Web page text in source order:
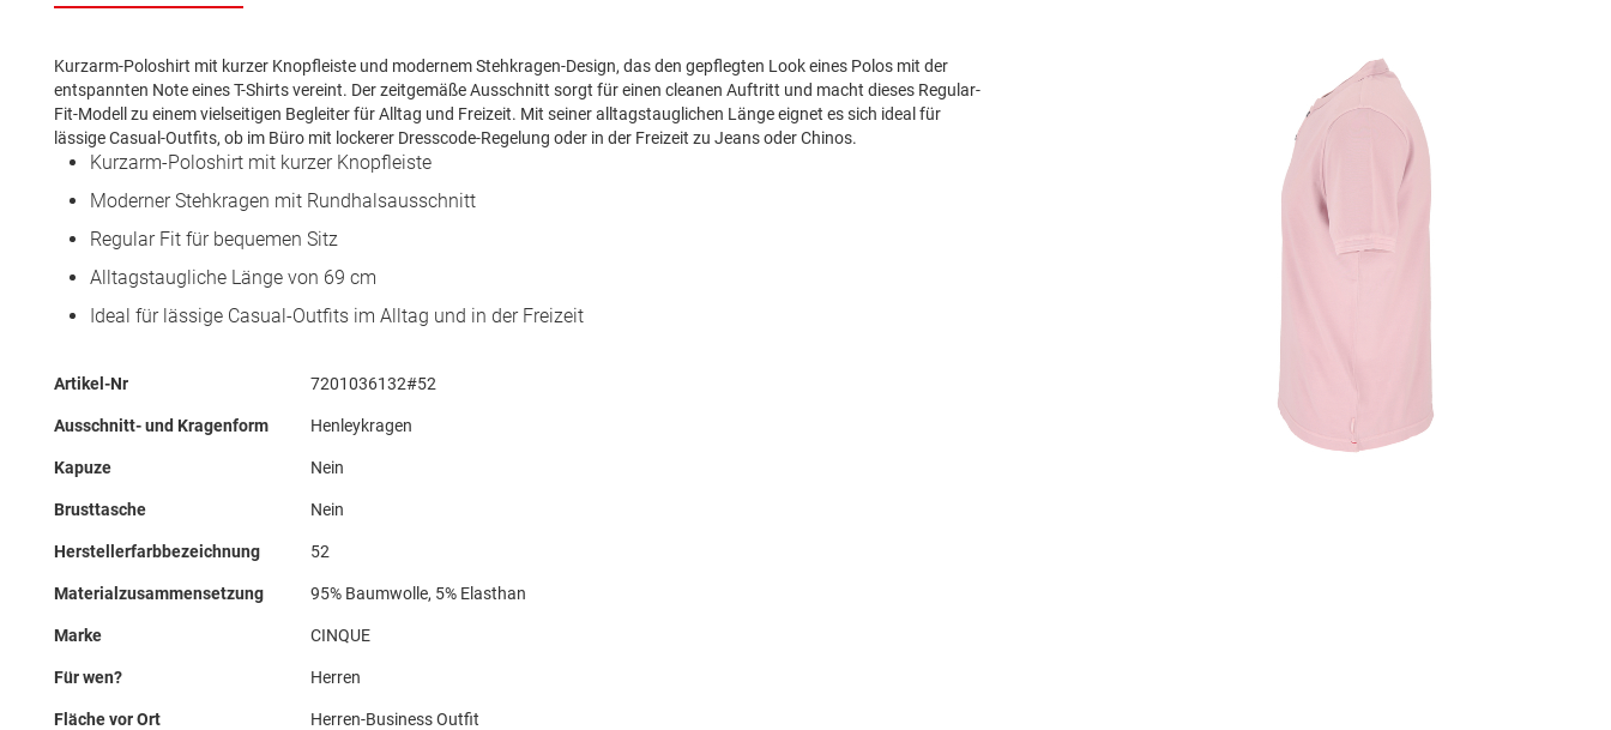
springen
Kurzarm-Poloshirt mit kurzer Knopfleiste und modernem Stehkragen-Design, das den gepflegten Look eines Polos mit der
entspannten Note eines T-Shirts vereint. Der zeitgemäße Ausschnitt sorgt für einen cleanen Auftritt und macht dieses Regular-
Fit-Modell zu einem vielseitigen Begleiter für Alltag und Freizeit. Mit seiner alltagstauglichen Länge eignet es sich ideal für
lässige Casual-Outfits, ob im Büro mit lockerer Dresscode-Regelung oder in der Freizeit zu Jeans oder Chinos.
Kurzarm-Poloshirt mit kurzer Knopfleiste
Moderner Stehkragen mit Rundhalsausschnitt
Regular Fit für bequemen Sitz
Alltagstaugliche Länge von 69 cm
Ideal für lässige Casual-Outfits im Alltag und in der Freizeit
Mehr
Artikel-Nr 7201036132#52
Ausschnitt- und Kragenform Henleykragen
Kapuze Nein
Brusttasche Nein
Herstellerfarbbezeichnung 52
Materialzusammensetzung 95% Baumwolle, 5% Elasthan
Marke CINQUE
Für wen? Herren
Fläche vor Ort Herren-Business Outfit